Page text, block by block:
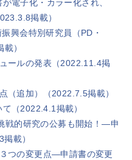
電子化・カラー化され、
掲載）
興会特別研究員（PD・
）
ールの発表（2022.11.4掲
（追加）（2022.7.5掲載）
（2022.4.1掲載）
戦的研究の公募も開始！―申
載）
つの変更点―申請書の変更